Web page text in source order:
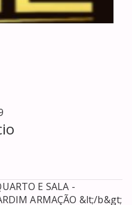
E SALA -
ARMAÇÃO &lt;/b&gt;